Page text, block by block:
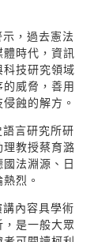
，過去憲法
時代，資訊
技研究領域
威脅，善用
蝕的解方。
言研究所研
教授蔡育潞
法淵源、日
烈。
內容具學術
是一般大眾